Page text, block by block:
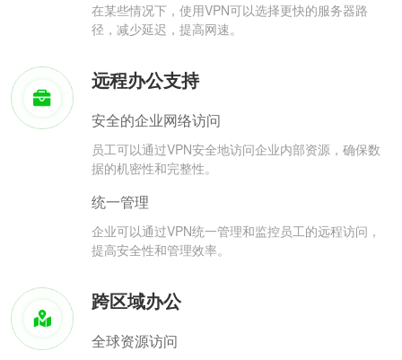
在某些情况下，使用VPN可以选择更快的服务器路
径，减少延迟，提高网速。
远程办公支持
安全的企业网络访问
员工可以通过VPN安全地访问企业内部资源，确保数
据的机密性和完整性。
统一管理
企业可以通过VPN统一管理和监控员工的远程访问，
提高安全性和管理效率。
跨区域办公
全球资源访问